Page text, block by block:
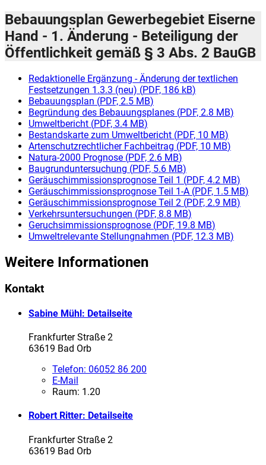
Bebauungsplan Gewerbegebiet Eiserne
Hand - 1. Änderung - Beteiligung der
Öffentlichkeit gemäß § 3 Abs. 2 BauGB
Redaktionelle Ergänzung - Änderung der textlichen
Festsetzungen 1.3.3 (neu) (PDF, 186 kB)
Bebauungsplan (PDF, 2.5 MB)
Begründung des Bebauungsplanes (PDF, 2.8 MB)
Umweltbericht (PDF, 3.4 MB)
Bestandskarte zum Umweltbericht (PDF, 10 MB)
Artenschutzrechtlicher Fachbeitrag (PDF, 10 MB)
Natura-2000 Prognose (PDF, 2.6 MB)
Baugrunduntersuchung (PDF, 5.6 MB)
Geräuschimmissionsprognose Teil 1 (PDF, 4.2 MB)
Geräuschimmissionsprognose Teil 1-A (PDF, 1.5 MB)
Geräuschimmissionsprognose Teil 2 (PDF, 2.9 MB)
Verkehrsuntersuchungen (PDF, 8.8 MB)
Geruchsimmissionsprognose (PDF, 19.8 MB)
Umweltrelevante Stellungnahmen (PDF, 12.3 MB)
Weitere Informationen
Kontakt
Sabine Mühl: Detailseite
Frankfurter Straße 2
63619 Bad Orb
Telefon: 06052 86 200
E-Mail
Raum: 1.20
Robert Ritter: Detailseite
Frankfurter Straße 2
63619 Bad Orb